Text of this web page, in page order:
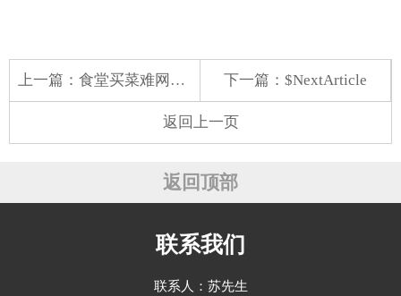
上一篇： 食堂买菜难网上渠道多如何选 下一篇：$NextArticle
返回上一页
返回顶部
联系我们
联系人：苏先生